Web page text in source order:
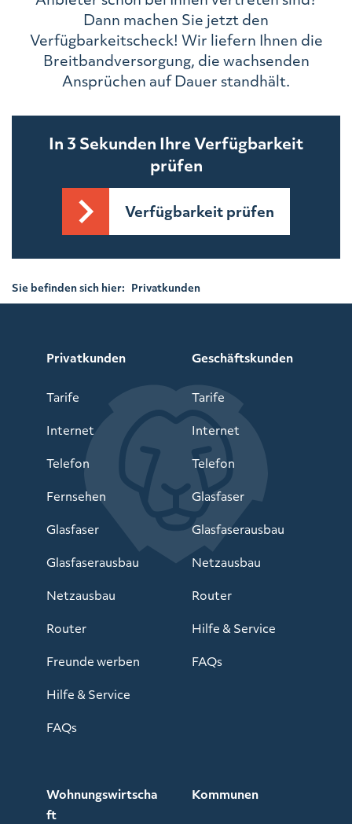
Dann machen Sie jetzt den
Verfügbarkeitscheck! Wir liefern Ihnen die
Breitbandversorgung, die wachsenden
Ansprüchen auf Dauer standhält.
In 3 Sekunden Ihre Verfügbarkeit
prüfen
Verfügbarkeit prüfen
Sie befinden sich hier: Privatkunden
Privatkunden
Tarife
Internet
Telefon
Fernsehen
Glasfaser
Glasfaserausbau
Netzausbau
Router
Freunde werben
Hilfe & Service
FAQs
Geschäftskunden
Tarife
Internet
Telefon
Glasfaser
Glasfaserausbau
Netzausbau
Router
Hilfe & Service
FAQs
Wohnungswirtscha
ft
Kommunen